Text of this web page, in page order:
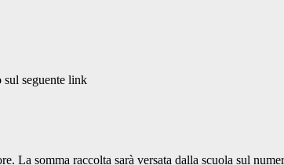
seguente link
La somma raccolta sarà versata dalla scuola sul